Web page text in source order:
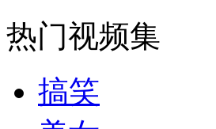
热门视频集
搞笑